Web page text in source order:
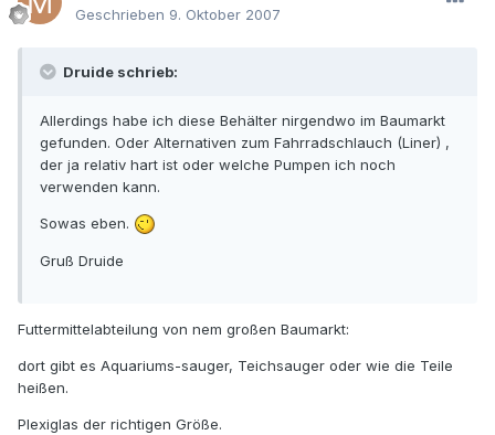
Geschrieben 9. Oktober 2007
Druide schrieb:
Allerdings habe ich diese Behälter nirgendwo im Baumarkt
gefunden. Oder Alternativen zum Fahrradschlauch (Liner) ,
der ja relativ hart ist oder welche Pumpen ich noch
verwenden kann.
Sowas eben.
Gruß Druide
Futtermittelabteilung von nem großen Baumarkt:
dort gibt es Aquariums-sauger, Teichsauger oder wie die Teile
heißen.
Plexiglas der richtigen Größe.